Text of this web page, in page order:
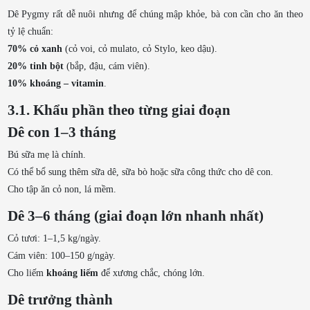
Dê Pygmy rất dễ nuôi nhưng để chúng mập khỏe, bà con cần cho ăn theo
tỷ lệ chuẩn:
70% cỏ xanh(cỏ voi, cỏ mulato, cỏ Stylo, keo dậu).
20% tinh bột(bắp, đậu, cám viên).
10% khoáng – vitamin.
3.1. Khẩu phần theo từng giai đoạn
Dê con 1–3 tháng
Bú sữa mẹ là chính.
Có thể bổ sung thêm sữa dê, sữa bò hoặc sữa công thức cho dê con.
Cho tập ăn cỏ non, lá mềm.
Dê 3–6 tháng (giai đoạn lớn nhanh nhất)
Cỏ tươi: 1–1,5 kg/ngày.
Cám viên: 100–150 g/ngày.
Cho liếm khoáng liếmđể xương chắc, chóng lớn.
Dê trưởng thành